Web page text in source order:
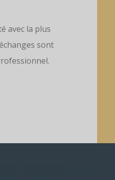
avec la plus
sont